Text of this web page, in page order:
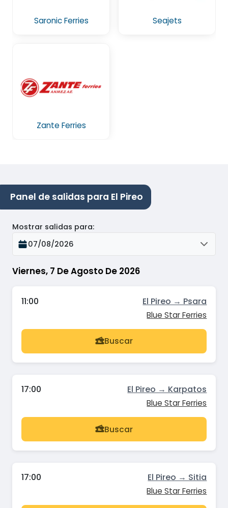
Saronic Ferries Seajets
Zante Ferries
Panel de salidas para El Pireo
Viernes, 7 De Agosto De 2026
Mostrar salidas para:
07/08/2026
11:00 El Pireo → Psara
Blue Star Ferries
Buscar
17:00 El Pireo → Karpatos
Blue Star Ferries
Buscar
17:00 El Pireo → Sitia
Blue Star Ferries